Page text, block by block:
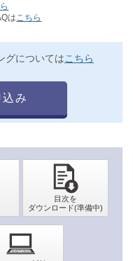
は こちら
グについてはこちら
み